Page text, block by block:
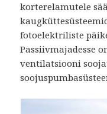
korterelamutele
fotoelektriliste
Passiivmajadesse
ventilatsiooni